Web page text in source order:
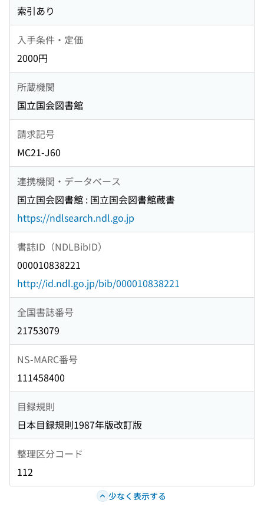
索引あり
入手条件・定価
2000円
所蔵機関
国立国会図書館
請求記号
MC21-J60
連携機関・データベース
国立国会図書館 : 国立国会図書館蔵書
https://ndlsearch.ndl.go.jp
書誌ID（NDLBibID）
000010838221
http://id.ndl.go.jp/bib/000010838221
全国書誌番号
21753079
NS-MARC番号
111458400
目録規則
日本目録規則1987年版改訂版
整理区分コード
112
少なく表示する